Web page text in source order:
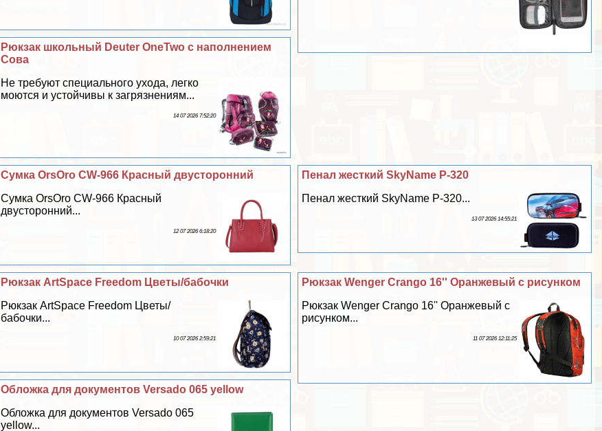
Рюкзак школьный Deuter OneTwo с наполнением
Сова
Не требуют специального ухода, легко
моются и устойчивы к загрязнениям...
14 07 2026 7:52:20
Пенал жесткий SkyName P-320
Пенал жесткий SkyName P-320...
13 07 2026 14:55:21
Сумка OrsOro CW-966 Красный двусторонний
Сумка OrsOro CW-966 Красный
двусторонний...
12 07 2026 6:18:20
Рюкзак Wenger Crango 16'' Оранжевый с рисунком
Рюкзак Wenger Crango 16'' Оранжевый с
рисунком...
11 07 2026 12:11:25
Рюкзак ArtSpace Freedom Цветы/бабочки
Рюкзак ArtSpace Freedom Цветы/
бабочки...
10 07 2026 2:59:21
Обложка для документов Versado 065 yellow
Обложка для документов Versado 065
yellow...